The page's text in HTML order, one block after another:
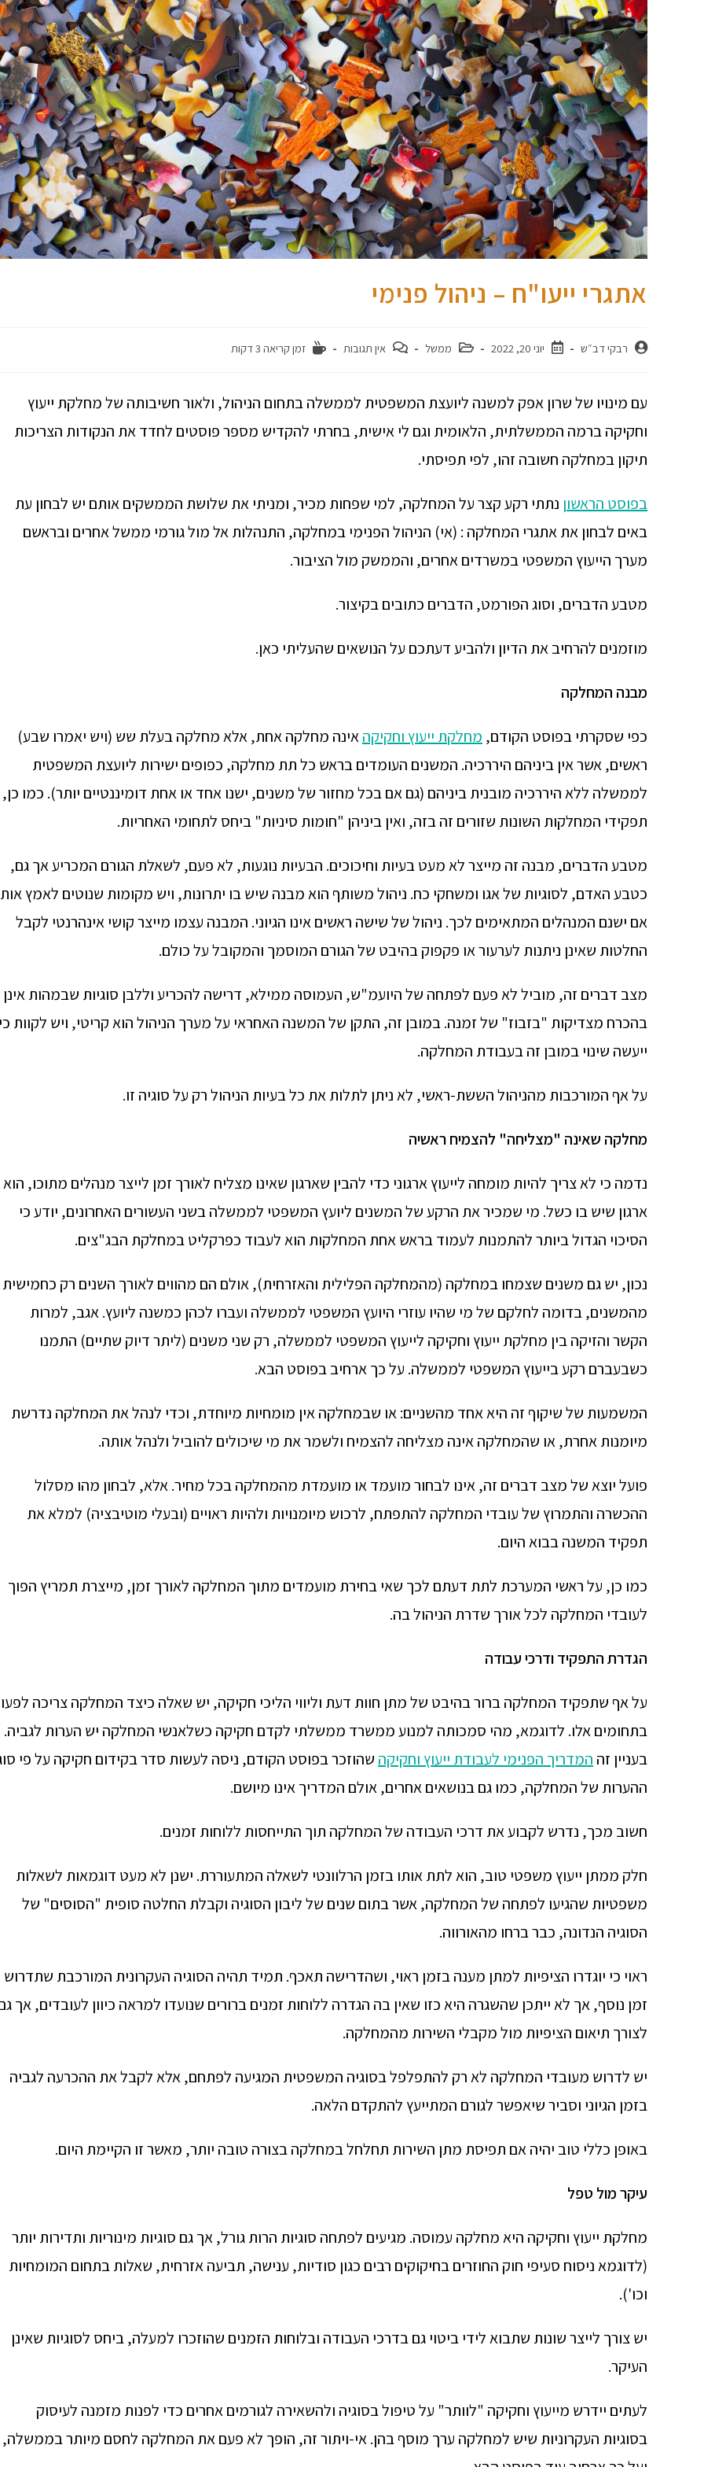
אתגרי ייעו"ח – ניהול פנימי
רבקי דב״ש יוני 20, 2022 ממשל אין תגובות זמן קריאה 3 דקות
עם מינויו של שרון אפק למשנה ליועצת המשפטית לממשלה בתחום הניהול, ולאור חשיבותה של מחלקת ייעוץ
וחקיקה ברמה הממשלתית, הלאומית וגם לי אישית, בחרתי להקדיש מספר פוסטים לחדד את הנקודות הצריכות
תיקון במחלקה חשובה זהו, לפי תפיסתי.
בפוסט הראשון נתתי רקע קצר על המחלקה, למי שפחות מכיר, ומניתי את שלושת הממשקים אותם יש לבחון עת
באים לבחון את אתגרי המחלקה : (אי) הניהול הפנימי במחלקה, התנהלות אל מול גורמי ממשל אחרים ובראשם
מערך הייעוץ המשפטי במשרדים אחרים, והממשק מול הציבור.
מטבע הדברים, וסוג הפורמט, הדברים כתובים בקיצור.
מוזמנים להרחיב את הדיון ולהביע דעתכם על הנושאים שהעליתי כאן.
מבנה המחלקה
כפי שסקרתי בפוסט הקודם, מחלקת ייעוץ וחקיקהאינה מחלקה אחת, אלא מחלקה בעלת שש (ויש יאמרו שבע)
ראשים, אשר אין ביניהם היררכיה. המשנים העומדים בראש כל תת מחלקה, כפופים ישירות ליועצת המשפטית
לממשלה ללא היררכיה מובנית ביניהם (גם אם בכל מחזור של משנים, ישנו אחד או אחת דומיננטיים יותר). כמו כן,
תפקידי המחלקות השונות שזורים זה בזה, ואין ביניהן "חומות סיניות" ביחס לתחומי האחריות.
מטבע הדברים, מבנה זה מייצר לא מעט בעיות וחיכוכים. הבעיות נוגעות, לא פעם, לשאלת הגורם המכריע אך גם,
כטבע האדם, לסוגיות של אגו ומשחקי כח. ניהול משותף הוא מבנה שיש בו יתרונות, ויש מקומות שנוטים לאמץ
אם ישנם המנהלים המתאימים לכך. ניהול של שישה ראשים אינו הגיוני. המבנה עצמו מייצר קושי אינהרנטי לקבל
החלטות שאינן ניתנות לערעור או פקפוק בהיבט של הגורם המוסמך והמקובל על כולם.
מצב דברים זה, מוביל לא פעם לפתחה של היועמ"ש, העמוסה ממילא, דרישה להכריע וללבן סוגיות שבמהות אינן
בהכרח מצדיקות "בזבוז" של זמנה. במובן זה, התקן של המשנה האחראי על מערך הניהול הוא קריטי, ויש לקוות
ייעשה שינוי במובן זה בעבודת המחלקה.
על אף המורכבות מהניהול הששת-ראשי, לא ניתן לתלות את כל בעיות הניהול רק על סוגיה זו.
מחלקה שאינה "מצליחה" להצמיח ראשיה
נדמה כי לא צריך להיות מומחה לייעוץ ארגוני כדי להבין שארגון שאינו מצליח לאורך זמן לייצר מנהלים מתוכו, הוא
ארגון שיש בו כשל. מי שמכיר את הרקע של המשנים ליועץ המשפטי לממשלה בשני העשורים האחרונים, יודע כי
הסיכוי הגדול ביותר להתמנות לעמוד בראש אחת המחלקות הוא לעבוד כפרקליט במחלקת הבג"צים.
נכון, יש גם משנים שצמחו במחלקה (מהמחלקה הפלילית והאזרחית), אולם הם מהווים לאורך השנים רק כחמישית
מהמשנים, בדומה לחלקם של מי שהיו עוזרי היועץ המשפטי לממשלה ועברו לכהן כמשנה ליועץ. אגב, למרות
הקשר והזיקה בין מחלקת ייעוץ וחקיקה לייעוץ המשפטי לממשלה, רק שני משנים (ליתר דיוק שתיים) התמנו
כשבעברם רקע בייעוץ המשפטי לממשלה. על כך ארחיב בפוסט הבא.
המשמעות של שיקוף זה היא אחד מהשניים: או שבמחלקה אין מומחיות מיוחדת, וכדי לנהל את המחלקה נדרשת
מיומנות אחרת, או שהמחלקה אינה מצליחה להצמיח ולשמר את מי שיכולים להוביל ולנהל אותה.
פועל יוצא של מצב דברים זה, אינו לבחור מועמד או מועמדת מהמחלקה בכל מחיר. אלא, לבחון מהו מסלול
ההכשרה והתמרוץ של עובדי המחלקה להתפתח, לרכוש מיומנויות ולהיות ראויים (ובעלי מוטיבציה) למלא את
תפקיד המשנה בבוא היום.
כמו כן, על ראשי המערכת לתת דעתם לכך שאי בחירת מועמדים מתוך המחלקה לאורך זמן, מייצרת תמריץ הפוך
לעובדי המחלקה לכל אורך שדרת הניהול בה.
הגדרת התפקיד ודרכי עבודה
על אף שתפקיד המחלקה ברור בהיבט של מתן חוות דעת וליווי הליכי חקיקה, יש שאלה כיצד המחלקה צריכה
בתחומים אלו. לדוגמא, מהי סמכותה למנוע ממשרד ממשלתי לקדם חקיקה כשלאנשי המחלקה יש הערות לגביה.
בעניין זה המדריך הפנימי לעבודת ייעוץ וחקיקה שהוזכר בפוסט הקודם, ניסה לעשות סדר בקידום חקיקה על פי
ההערות של המחלקה, כמו גם בנושאים אחרים, אולם המדריך אינו מיושם.
חשוב מכך, נדרש לקבוע את דרכי העבודה של המחלקה תוך התייחסות ללוחות זמנים.
חלק ממתן ייעוץ משפטי טוב, הוא לתת אותו בזמן הרלוונטי לשאלה המתעוררת. ישנן לא מעט דוגמאות לשאלות
משפטיות שהגיעו לפתחה של המחלקה, אשר בתום שנים של ליבון הסוגיה וקבלת החלטה סופית "הסוסים" של
הסוגיה הנדונה, כבר ברחו מהאורווה.
ראוי כי יוגדרו הציפיות למתן מענה בזמן ראוי, ושהדרישה תאכף. תמיד תהיה הסוגיה העקרונית המורכבת שתדרוש
זמן נוסף, אך לא ייתכן שהשגרה היא כזו שאין בה הגדרה ללוחות זמנים ברורים שנועדו למראה כיוון לעובדים, אך
לצורך תיאום הציפיות מול מקבלי השירות מהמחלקה.
יש לדרוש מעובדי המחלקה לא רק להתפלפל בסוגיה המשפטית המגיעה לפתחם, אלא לקבל את ההכרעה לגביה
בזמן הגיוני וסביר שיאפשר לגורם המתייעץ להתקדם הלאה.
באופן כללי טוב יהיה אם תפיסת מתן השירות תחלחל במחלקה בצורה טובה יותר, מאשר זו הקיימת היום.
עיקר מול טפל
מחלקת ייעוץ וחקיקה היא מחלקה עמוסה. מגיעים לפתחה סוגיות הרות גורל, אך גם סוגיות מינוריות ותדירות יותר
(לדוגמא ניסוח סעיפי חוק החוזרים בחיקוקים רבים כגון סודיות, ענישה, תביעה אזרחית, שאלות בתחום המומחיות
וכו').
יש צורך לייצר שונות שתבוא לידי ביטוי גם בדרכי העבודה ובלוחות הזמנים שהוזכרו למעלה, ביחס לסוגיות שאינן
העיקר.
לעתים יידרש מייעוץ וחקיקה "לוותר" על טיפול בסוגיה ולהשאירה לגורמים אחרים כדי לפנות מזמנה לעיסוק
בסוגיות העקרוניות שיש למחלקה ערך מוסף בהן. אי-ויתור זה, הופך לא פעם את המחלקה לחסם מיותר בממשלה,